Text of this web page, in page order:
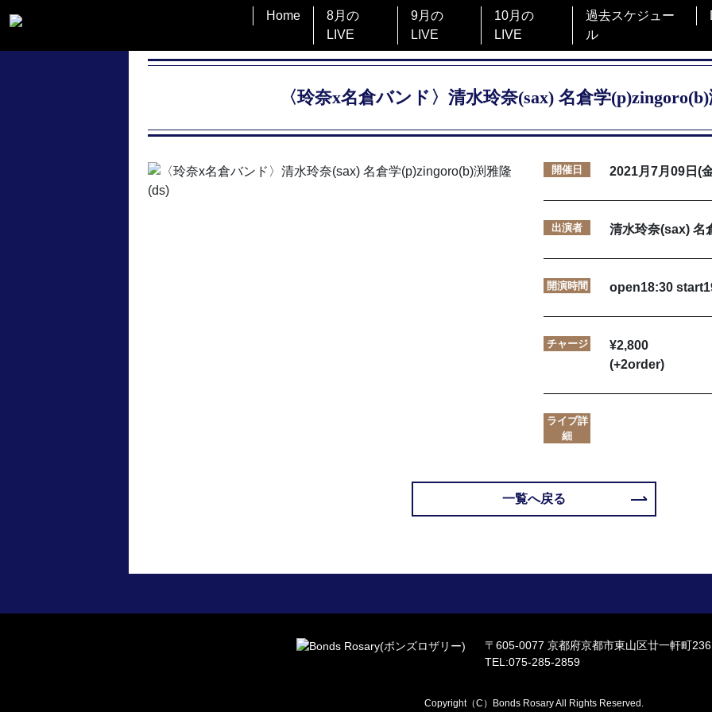
Home
8月の
LIVE
9月の
LIVE
10月の
LIVE
過去スケジュー
ル
〈玲奈x名倉バンド〉清水玲奈(sax) 名倉学
開催日 2021月7月09日(
出演者 清水玲奈(sax) 名
開演時間 open18:30
チャージ
¥2,800
(+2order)
ライブ詳
細
一覧へ戻る
〒605-0077 京都府京都市東山区廿一軒町
TEL:075-285-2859
Copyright（C）Bonds Rosary All Rights Reserved.